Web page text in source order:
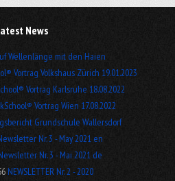
News
Wellenlänge mit den Haien
Vortrag Volkshaus Zürich 19.01.2023
Vortrag Karlsruhe 18.08.2022
Vortrag Wien 17.08.2022
Grundschule Wallersdorf
Nr. 3 - May 2021 en
Nr. 3 - Mai 2021 de
NEWSLETTER Nr. 2 - 2020